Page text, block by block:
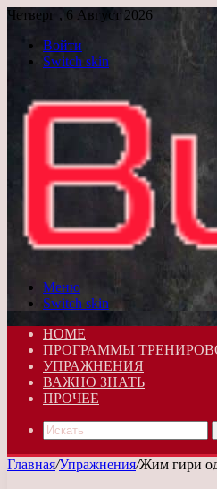
Четверг , 6 Август 2026
Войти
Switch skin
Меню
Switch skin
HOME
ПРОГРАММЫ
УПРАЖНЕНИЯ
ВАЖНО ЗНАТЬ
ПРОЧЕЕ
Главная/Упражнения/Жим гири